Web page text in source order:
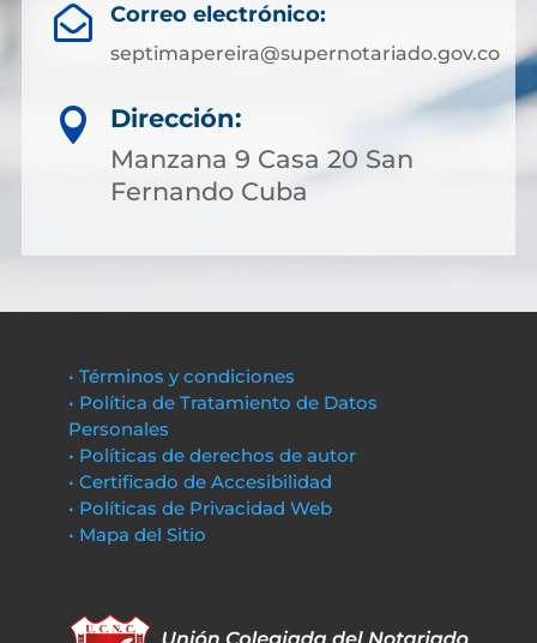
 Correo electrónico:
septimapereira@supernotariado.gov.co

Dirección:
Manzana 9 Casa 20 San
Fernando Cuba
• Términos y condiciones
• Política de Tratamiento de Datos
Personales
• Políticas de derechos de autor
• Certificado de Accesibilidad
• Políticas de Privacidad Web
• Mapa del Sitio